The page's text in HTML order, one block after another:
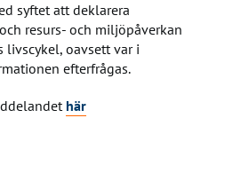
syftet att deklarera
resurs- och miljöpåverkan
livscykel, oavsett var i
efterfrågas.
här